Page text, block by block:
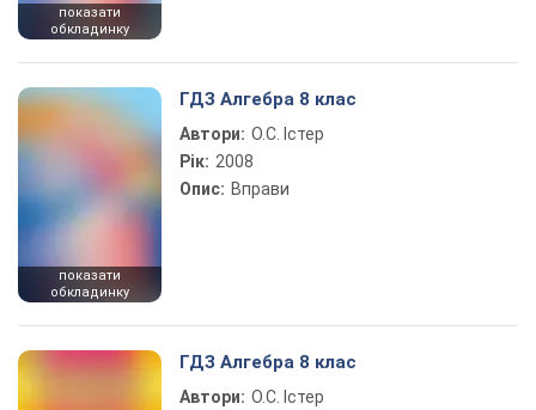
показати
обкладинку
показати
обкладинку
ГДЗ Алгебра 8 клас
Автори: О.С. Істер
Рік: 2008
Опис: Вправи
ГДЗ Алгебра 8 клас
Автори: О.С. Істер